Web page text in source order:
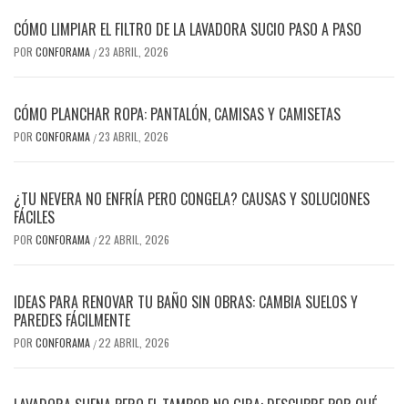
CÓMO LIMPIAR EL FILTRO DE LA LAVADORA SUCIO PASO A PASO
POR CONFORAMA /23 ABRIL, 2026
CÓMO PLANCHAR ROPA: PANTALÓN, CAMISAS Y CAMISETAS
POR CONFORAMA /23 ABRIL, 2026
¿TU NEVERA NO ENFRÍA PERO CONGELA? CAUSAS Y SOLUCIONES
FÁCILES
POR CONFORAMA /22 ABRIL, 2026
IDEAS PARA RENOVAR TU BAÑO SIN OBRAS: CAMBIA SUELOS Y
PAREDES FÁCILMENTE
POR CONFORAMA /22 ABRIL, 2026